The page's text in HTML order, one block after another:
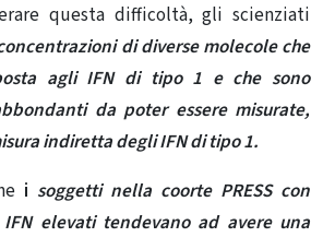
questa difficoltà, gli scienziati
di diverse molecole che
agli IFN di tipo 1 e che sono
da poter essere misurate,
indiretta degli IFN di tipo 1.
i soggetti nella coorte PRESS con
elevati tendevano ad avere una